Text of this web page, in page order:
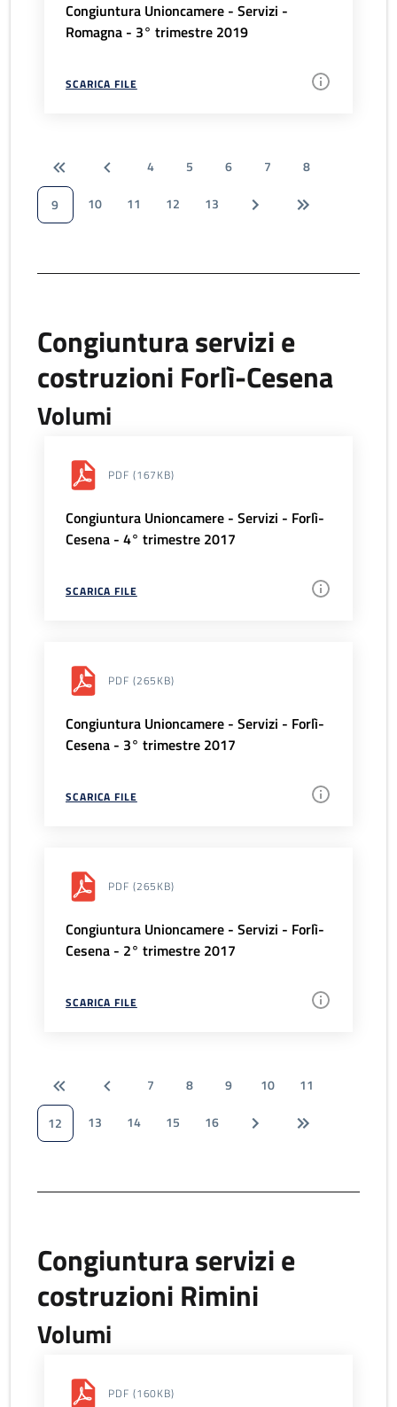
Congiuntura Unioncamere - Servizi -
Romagna - 3° trimestre 2019
SCARICA FILE
4 5 6 7
8
9
10 11 12 13
Congiuntura servizi e
costruzioni Forlì-Cesena
Volumi
PDF (167KB)
Congiuntura Unioncamere - Servizi - Forlì-
Cesena - 4° trimestre 2017
SCARICA FILE
PDF (265KB)
Congiuntura Unioncamere - Servizi - Forlì-
Cesena - 3° trimestre 2017
SCARICA FILE
PDF (265KB)
Congiuntura Unioncamere - Servizi - Forlì-
Cesena - 2° trimestre 2017
SCARICA FILE
7 8 9 10
11
12
13 14 15 16
Congiuntura servizi e
costruzioni Rimini
Volumi
PDF (160KB)